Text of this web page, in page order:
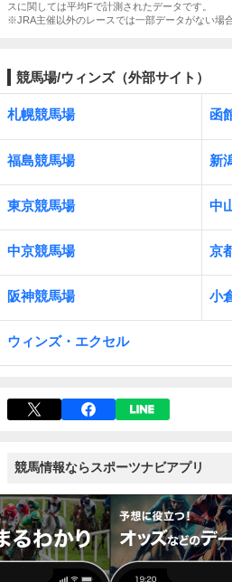
スに関しては平均Fで計測されたデータです。
※JRA主催以外のレースでは一部データがない場
競馬場/ウィンズ（外部サイト）
札幌競馬場 函
福島競馬場 新
東京競馬場 中
中京競馬場 京
阪神競馬場 小
ウィンズ・エクセル
競馬情報ならスポーツナビアプリ